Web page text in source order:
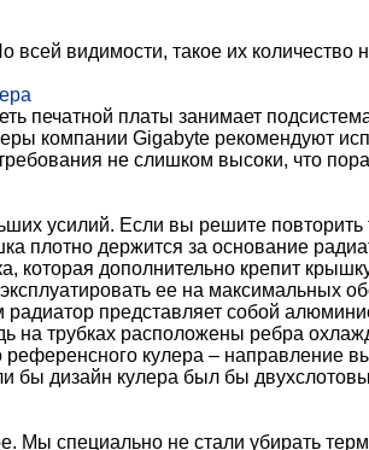
видимости, такое их количество
печатной платы занимает
компании Gigabyte рекомендуют
не слишком высоки, что
усилий. Если вы решите повторить
плотно держится за основание
дополнительно крепит
ее на максимальных
представляет собой
на трубках расположены ребра
кулера – направление
бы дизайн кулера был бы
Мы специально не стали убирать